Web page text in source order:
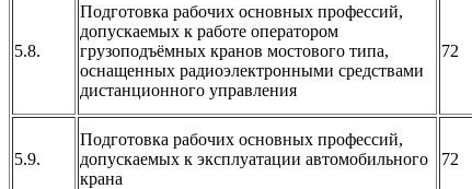
5.8.
Подготовка рабочих основных профессий,
допускаемых к работе оператором
грузоподъёмных кранов мостового типа,
оснащенных радиоэлектронными средствами
дистанционного управления
72
5.9.
Подготовка рабочих основных профессий,
допускаемых к эксплуатации автомобильного
крана
72